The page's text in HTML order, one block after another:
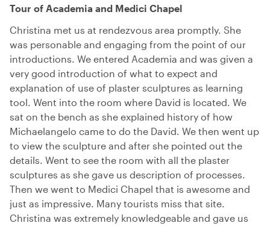
Tour of Academia and Medici Chapel
Christina met us at rendezvous area promptly. She
was personable and engaging from the point of our
introductions. We entered Academia and was given a
very good introduction of what to expect and
explanation of use of plaster sculptures as learning
tool. Went into the room where David is located. We
sat on the bench as she explained history of how
Michaelangelo came to do the David. We then went up
to view the sculpture and after she pointed out the
details. Went to see the room with all the plaster
sculptures as she gave us description of processes.
Then we went to Medici Chapel that is awesome and
just as impressive. Many tourists miss that site.
Christina was extremely knowledgeable and gave us